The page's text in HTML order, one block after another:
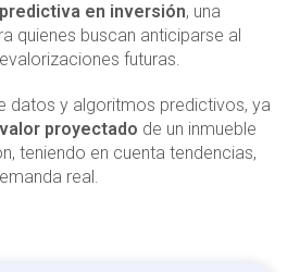
en inversión, una
quienes buscan anticiparse al
futuras.
datos y algoritmos predictivos, ya
valor proyectado de un inmueble
teniendo en cuenta tendencias,
real.